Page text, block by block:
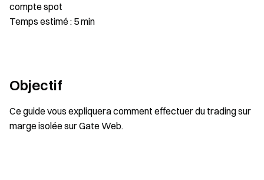
compte spot
Temps estimé : 5 min
Objectif
Ce guide vous expliquera comment effectuer du trading sur
marge isolée sur Gate Web.